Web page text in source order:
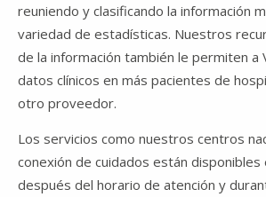
reuniendo y clasificando la información
variedad de estadísticas. Nuestros
de la información también le permiten a
datos clínicos en más pacientes de
otro proveedor.
Los servicios como nuestros centros
conexión de cuidados están
después del horario de atención y